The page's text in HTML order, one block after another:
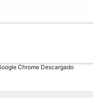
Chrome Descargado